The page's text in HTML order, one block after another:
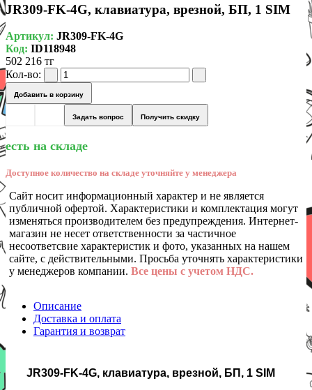
JR309-FK-4G, клавиатура, врезной, БП, 1 SIM
Артикул: JR309-FK-4G
Код: ID118948
502 216 тг
Кол-во:
Добавить в корзину
Задать вопрос Получить скидку
есть на складе
Доступное количество на складе уточняйте у менеджера
Сайт носит информационный характер и не является
публичной офертой. Характеристики и комплектация могут
изменяться производителем без предупреждения. Интернет-
магазин не несет ответственности за частичное
несоответсвие характеристик и фото, указанных на нашем
сайте, с действительными. Просьба уточнять характеристики
у менеджеров компании. Все цены с учетом НДС.
Описание
Доставка и оплата
Гарантия и возврат
JR309-FK-4G, клавиатура, врезной, БП, 1 SIM